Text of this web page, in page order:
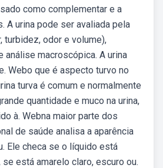
como complementar e a
A urina pode ser avaliada pela
turbidez, odor e volume),
análise macroscópica. A urina
Webo que é aspecto turvo no
turva é comum e normalmente
quantidade e muco na urina,
à. Webna maior parte dos
de saúde analisa a aparência
Ele checa se o líquido está
está amarelo claro, escuro ou.